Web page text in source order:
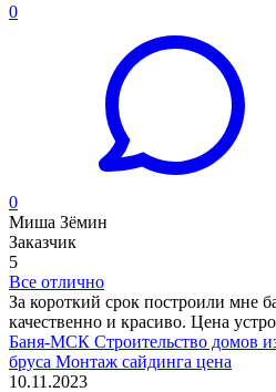
0
0
Миша Зёмин
Заказчик
5
Все отлично
За короткий срок построили мне
качественно и красиво. Цена
Баня-МСК Строительство домов
бруса Монтаж сайдинга цена
10.11.2023